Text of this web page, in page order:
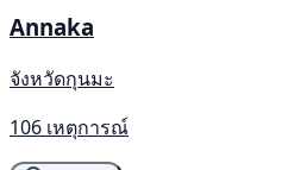
Annaka
จังหวัดกุนมะ
106 เหตุการณ์